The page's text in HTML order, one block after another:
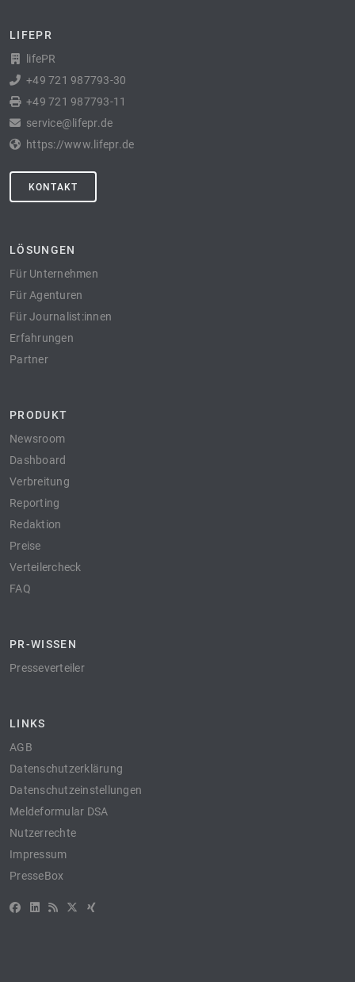
LIFEPR
lifePR
+49 721 987793-30
+49 721 987793-11
service@lifepr.de
https://www.lifepr.de
KONTAKT
LÖSUNGEN
Für Unternehmen
Für Agenturen
Für Journalist:innen
Erfahrungen
Partner
PRODUKT
Newsroom
Dashboard
Verbreitung
Reporting
Redaktion
Preise
Verteilercheck
FAQ
PR-WISSEN
Presseverteiler
LINKS
AGB
Datenschutzerklärung
Datenschutzeinstellungen
Meldeformular DSA
Nutzerrechte
Impressum
PresseBox